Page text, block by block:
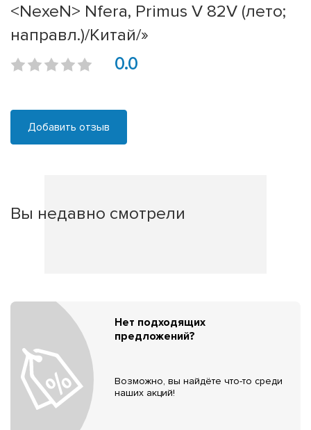
<NexeN> Nfera, Primus V 82V (лето;
направл.)/Китай/»
0.0
Добавить отзыв
Вы недавно смотрели
Нет подходящих
предложений?
Возможно, вы найдёте что-то среди
наших акций!